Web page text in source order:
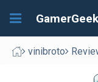
GamerGeek
vinibroto